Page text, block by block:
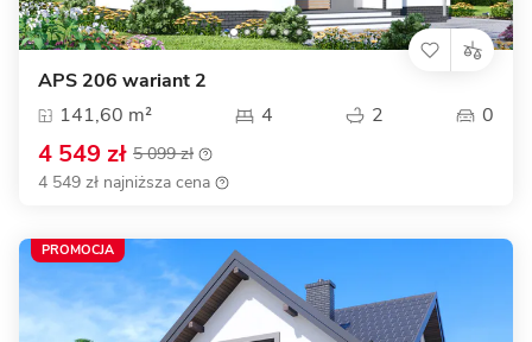
APS 206 wariant 2
141,60 m²
4 2 0
4 549 zł 5 099 zł
4 549 zł najniższa cena
PROMOCJA